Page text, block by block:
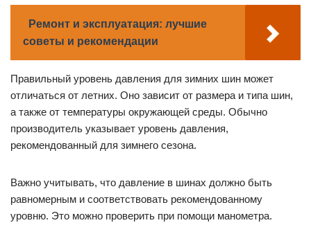
Ремонт и эксплуатация: лучшие
советы и рекомендации
Правильный уровень давления для зимних шин может
отличаться от летних. Оно зависит от размера и типа шин,
а также от температуры окружающей среды. Обычно
производитель указывает уровень давления,
рекомендованный для зимнего сезона.
Важно учитывать, что давление в шинах должно быть
равномерным и соответствовать рекомендованному
уровню. Это можно проверить при помощи манометра.